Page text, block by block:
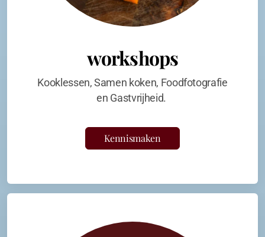
workshops
Kooklessen, Samen koken, Foodfotografie
en Gastvrijheid.
Kennismaken